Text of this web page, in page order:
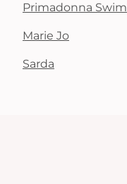
Primadonna Swim
Marie Jo
Sarda